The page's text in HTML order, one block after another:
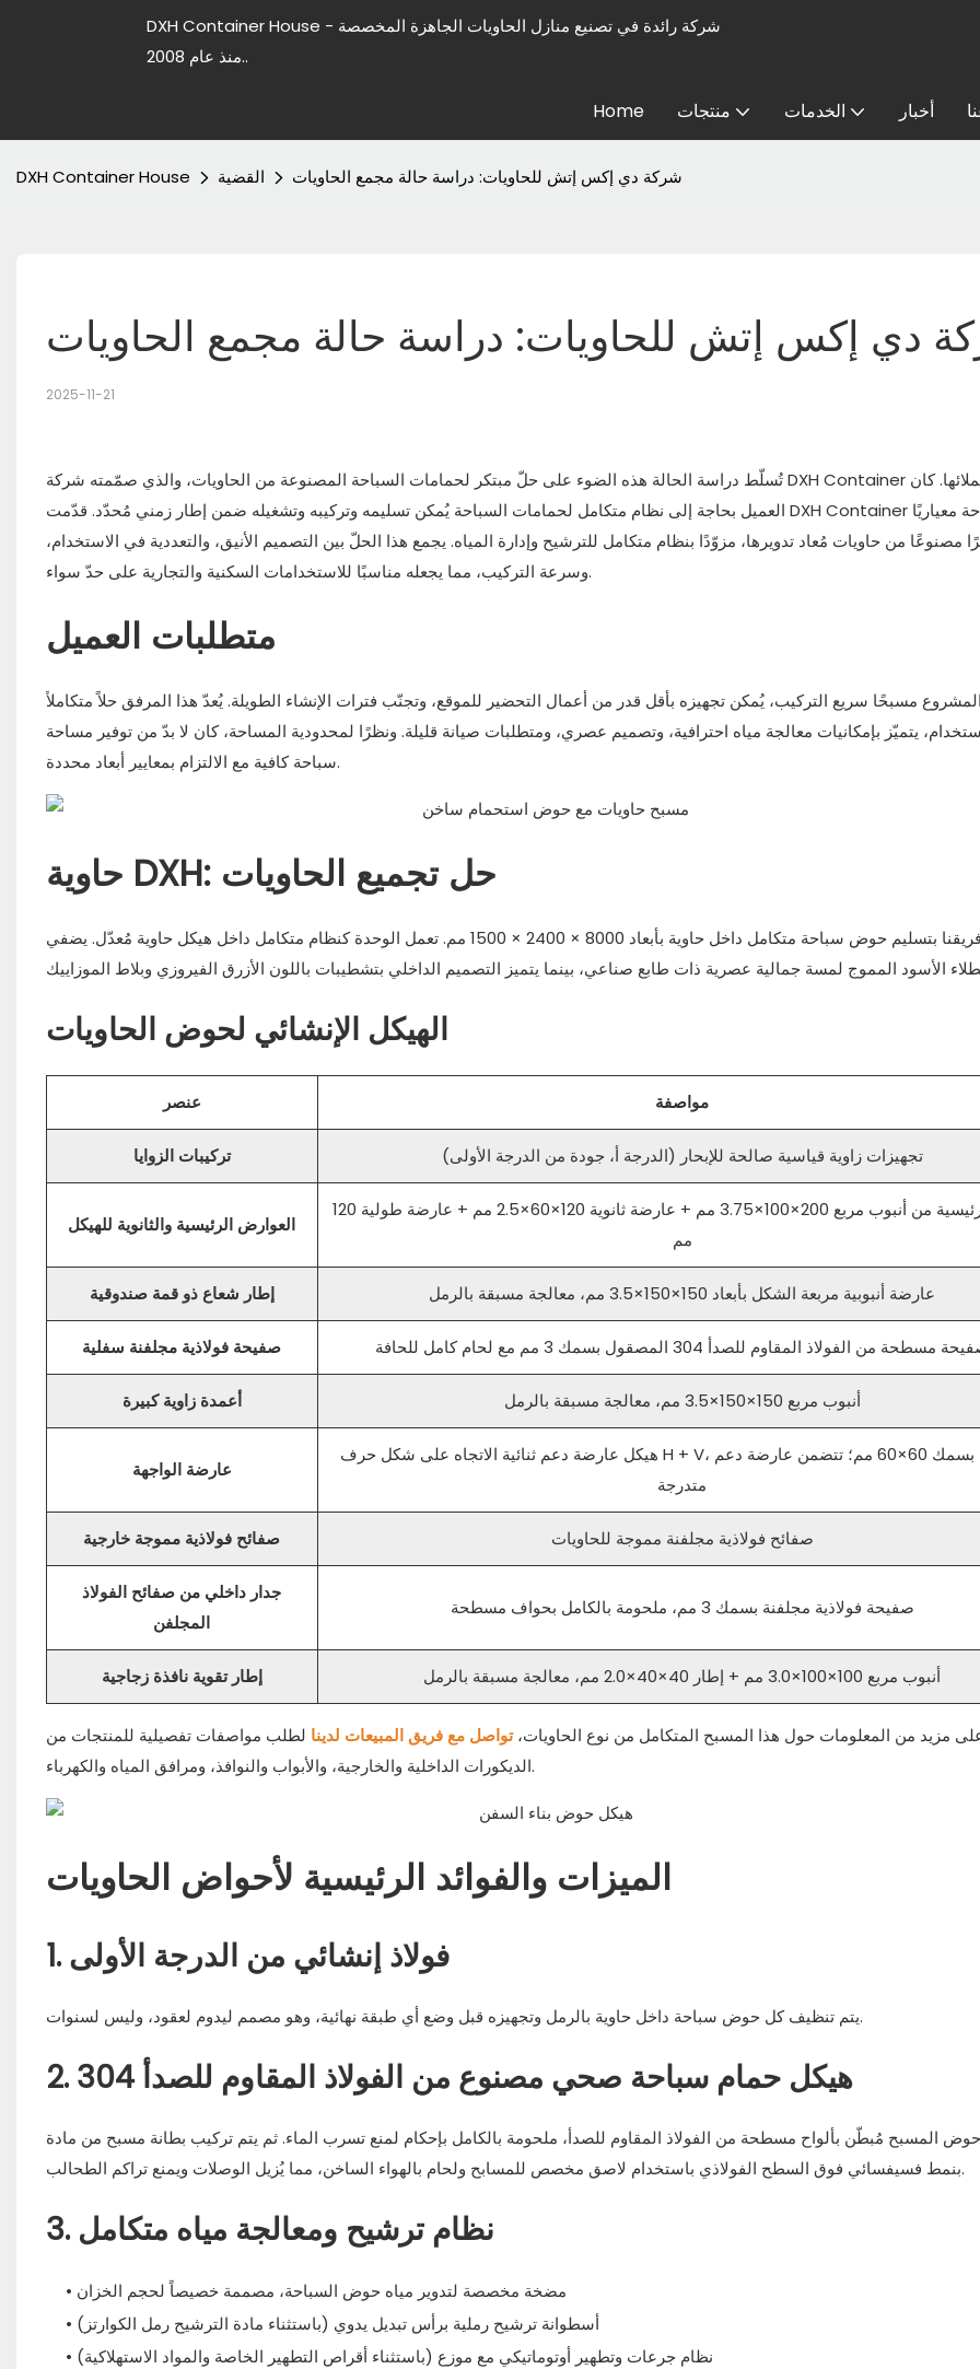
DXH Container House - شركة رائدة في تصنيع منازل الحاويات الجاهزة المخصصة
منذ عام 2008..
Home منتجات الخدمات أخبار
DXH Container House القضية شركة دي إكس إتش للحاويات: دراسة حالة مجمع الحاويات
دي إكس إتش للحاويات: دراسة حالة مجمع الحاويات
2025-11-21
تُسلّط دراسة الحالة هذه الضوء على حلّ مبتكر لحمامات السباحة المصنوعة من الحاويات، والذي صمّمته شركة DXH Container لأحد عملائها. كان
العميل بحاجة إلى نظام متكامل لحمامات السباحة يُمكن تسليمه وتركيبه وتشغيله ضمن إطار زمني مُحدّد. قدّمت DXH Container حمام سباحة معياريًا
مصنوعًا من حاويات مُعاد تدويرها، مزوّدًا بنظام متكامل للترشيح وإدارة المياه. يجمع هذا الحلّ بين التصميم الأنيق، والتعددية في الاستخدام،
وسرعة التركيب، مما يجعله مناسبًا للاستخدامات السكنية والتجارية على حدّ سواء.
متطلبات العميل
مسبحًا سريع التركيب، يُمكن تجهيزه بأقل قدر من أعمال التحضير للموقع، وتجنّب فترات الإنشاء الطويلة. يُعدّ هذا المرفق حلاً متكاملاً
يتميّز بإمكانيات معالجة مياه احترافية، وتصميم عصري، ومتطلبات صيانة قليلة. ونظرًا لمحدودية المساحة، كان لا بدّ من توفير مساحة
سباحة كافية مع الالتزام بمعايير أبعاد محددة.
حاوية DXH: حل تجميع الحاويات
قام فريقنا بتسليم حوض سباحة متكامل داخل حاوية بأبعاد 8000 × 2400 × 1500 مم. تعمل الوحدة كنظام متكامل داخل هيكل حاوية مُعدّل. يضفي
الهيكل الإنشائي لحوض الحاويات
عنصر مواصفة
تركيبات الزوايا تجهيزات زاوية قياسية صالحة للإبحار (الدرجة أ، جودة من الدرجة الأولى)
العوارض الرئيسية والثانوية للهيكل
عارضة رئيسية من أنبوب مربع 200×100×3.75 مم + عارضة ثانوية 120×60×2.5 مم + عارضة طولية 120
مم
إطار شعاع ذو قمة صندوقية عارضة أنبوبية مربعة الشكل بأبعاد 150×150×3.5 مم، معالجة مسبقة بالرمل
صفيحة فولاذية مجلفنة سفلية مسطحة من الفولاذ المقاوم للصدأ 304 المصقول بسمك 3 مم مع لحام كامل للحافة
أعمدة زاوية كبيرة أنبوب مربع 150×150×3.5 مم، معالجة مسبقة بالرمل
عارضة الواجهة
هيكل عارضة دعم ثنائية الاتجاه على شكل حرف H + V، عارضة بسمك 60×60 مم؛ تتضمن عارضة دعم
متدرجة
صفائح فولاذية مموجة خارجية صفائح فولاذية مجلفنة مموجة للحاويات
جدار داخلي من صفائح الفولاذ
المجلفن
صفيحة فولاذية مجلفنة بسمك 3 مم، ملحومة بالكامل بحواف مسطحة
إطار تقوية نافذة زجاجية أنبوب مربع 100×100×3.0 مم + إطار 40×40×2.0 مم، معالجة مسبقة بالرمل
مزيد من المعلومات حول هذا المسبح المتكامل من نوع الحاويات، تواصل مع فريق المبيعات لدينا لطلب مواصفات تفصيلية للمنتجات من
الديكورات الداخلية والخارجية، والأبواب والنوافذ، ومرافق المياه والكهرباء.
الميزات والفوائد الرئيسية لأحواض الحاويات
1. فولاذ إنشائي من الدرجة الأولى
يتم تنظيف كل حوض سباحة داخل حاوية بالرمل وتجهيزه قبل وضع أي طبقة نهائية، وهو مصمم ليدوم لعقود، وليس لسنوات.
2. هيكل حمام سباحة صحي مصنوع من الفولاذ المقاوم للصدأ 304
حوض المسبح مُبطّن بألواح مسطحة من الفولاذ المقاوم للصدأ، ملحومة بالكامل بإحكام لمنع تسرب الماء. ثم يتم تركيب بطانة مسبح من مادة PVC
بنمط فسيفسائي فوق السطح الفولاذي باستخدام لاصق مخصص للمسابح ولحام بالهواء الساخن، مما يُزيل الوصلات ويمنع تراكم الطحالب.
3. نظام ترشيح ومعالجة مياه متكامل
• مضخة مخصصة لتدوير مياه حوض السباحة، مصممة خصيصاً لحجم الخزان
• أسطوانة ترشيح رملية برأس تبديل يدوي (باستثناء مادة الترشيح رمل الكوارتز)
• نظام جرعات وتطهير أوتوماتيكي مع موزع (باستثناء أقراص التطهير الخاصة والمواد الاستهلاكية)